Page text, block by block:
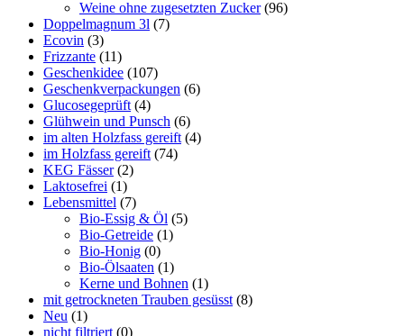
Weine ohne zugesetzten Zucker (96)
Doppelmagnum 3l (7)
Ecovin (3)
Frizzante (11)
Geschenkidee (107)
Geschenkverpackungen (6)
Glucosegeprüft (4)
Glühwein und Punsch (6)
im alten Holzfass gereift (4)
im Holzfass gereift (74)
KEG Fässer (2)
Laktosefrei (1)
Lebensmittel (7)
Bio-Essig & Öl (5)
Bio-Getreide (1)
Bio-Honig (0)
Bio-Ölsaaten (1)
Kerne und Bohnen (1)
mit getrockneten Trauben gesüsst (8)
Neu (1)
nicht filtriert (0)